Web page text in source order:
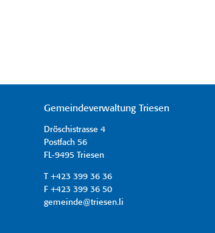
Gemeindeverwaltung Triesen
Dröschistrasse 4
Postfach 56
FL-9495 Triesen
T +423 399 36 36
F +423 399 36 50
gemeinde@triesen.li